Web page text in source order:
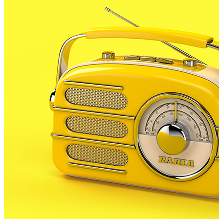
Primer es va presentar sota les sigles de Partit
l’any 95. En les últimes eleccions municipals, ara fa
A banda de la seva activitats a Malgrat, Llerinós,
Mundial del Treball a Brussel•les durant 8 anys. Va
En la seva dilatada carrera política també va
aquestes sigles que Llerinós es va presentar a les
Lluís Llerinós ha mort als 66 anys després d’una
A partir d’ara no et perdis res. Rep